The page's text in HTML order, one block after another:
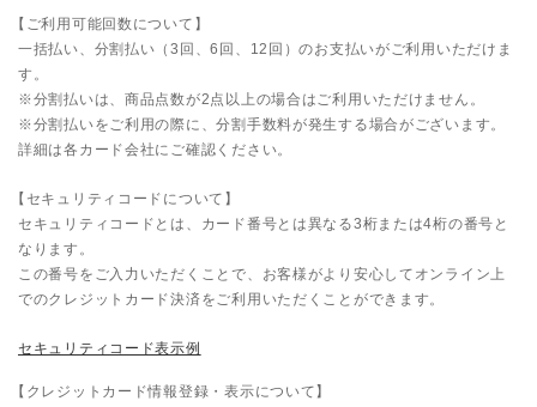
【ご利用可能回数について】
一括払い、分割払い（3回、6回、12回）のお支払いがご利用いただけま
す。
※分割払いは、商品点数が2点以上の場合はご利用いただけません。
※分割払いをご利用の際に、分割手数料が発生する場合がございます。
詳細は各カード会社にご確認ください。
【セキュリティコードについて】
セキュリティコードとは、カード番号とは異なる3桁または4桁の番号と
なります。
この番号をご入力いただくことで、お客様がより安心してオンライン上
でのクレジットカード決済をご利用いただくことができます。
セキュリティコード表示例
【クレジットカード情報登録・表示について】